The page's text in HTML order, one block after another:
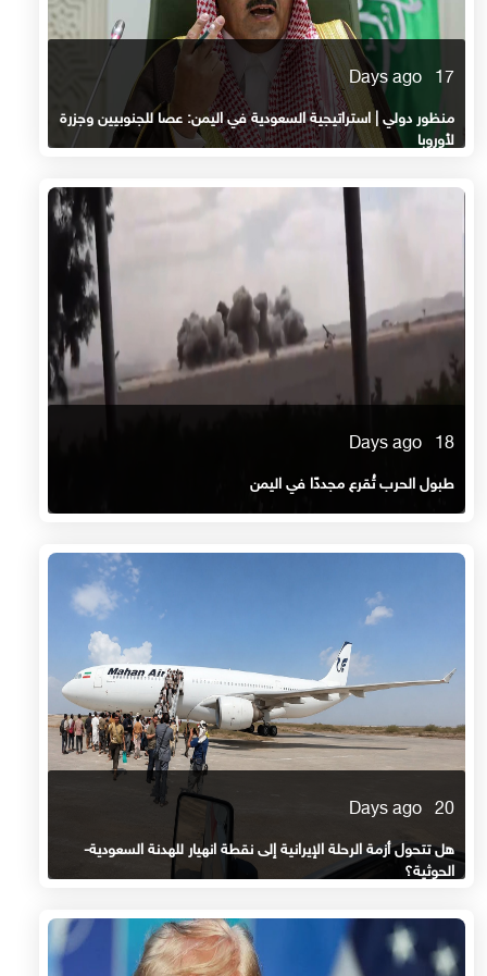
17 Days ago
منظور دولي | استراتيجية السعودية في اليمن: عصا للجنوبيين وجزرة
لأوروبا
18 Days ago
طبول الحرب تُقرع مجددًا في اليمن
20 Days ago
هل تتحول أزمة الرحلة الإيرانية إلى نقطة انهيار للهدنة السعودية-
الحوثية؟